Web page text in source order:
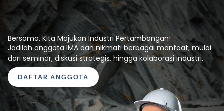
Bersama, Kita Majukan Industri Pertambangan!
Jadilah anggota IMA dan nikmati berbagai manfaat, mulai
dari seminar, diskusi strategis, hingga kolaborasi industri.
DAFTAR ANGGOTA